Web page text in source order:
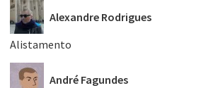
Alexandre Rodrigues
Alistamento
André Fagundes